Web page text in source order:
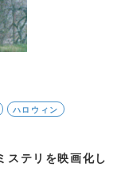
ハロウィン
ステリを映画化し